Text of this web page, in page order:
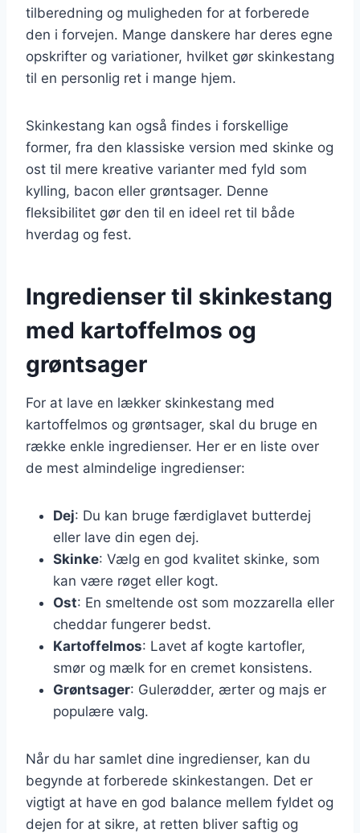
tilberedning og muligheden for at forberede
den i forvejen. Mange danskere har deres egne
opskrifter og variationer, hvilket gør skinkestang
til en personlig ret i mange hjem.
Skinkestang kan også findes i forskellige
former, fra den klassiske version med skinke og
ost til mere kreative varianter med fyld som
kylling, bacon eller grøntsager. Denne
fleksibilitet gør den til en ideel ret til både
hverdag og fest.
Ingredienser til skinkestang
med kartoffelmos og
grøntsager
For at lave en lækker skinkestang med
kartoffelmos og grøntsager, skal du bruge en
række enkle ingredienser. Her er en liste over
de mest almindelige ingredienser:
Dej: Du kan bruge færdiglavet butterdej
eller lave din egen dej.
Skinke: Vælg en god kvalitet skinke, som
kan være røget eller kogt.
Ost: En smeltende ost som mozzarella eller
cheddar fungerer bedst.
Kartoffelmos: Lavet af kogte kartofler,
smør og mælk for en cremet konsistens.
Grøntsager: Gulerødder, ærter og majs er
populære valg.
Når du har samlet dine ingredienser, kan du
begynde at forberede skinkestangen. Det er
vigtigt at have en god balance mellem fyldet og
dejen for at sikre, at retten bliver saftig og